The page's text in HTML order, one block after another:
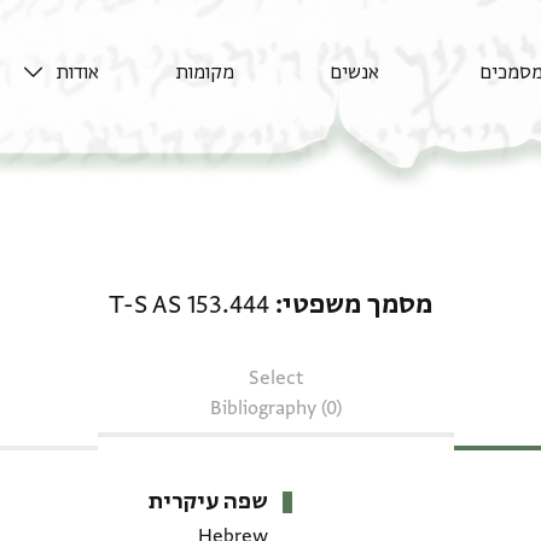
מסמכים אנשים מקומות אודות
מסמך משפטי T-S AS 153.444
Select
Bibliography (0)
שפה עיקרית